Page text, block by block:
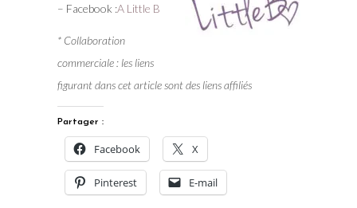
– Facebook :A Little B
* Collaboration
commerciale : les liens
figurant dans cet article sont des liens affiliés
Partager :
Facebook X
Pinterest E-mail